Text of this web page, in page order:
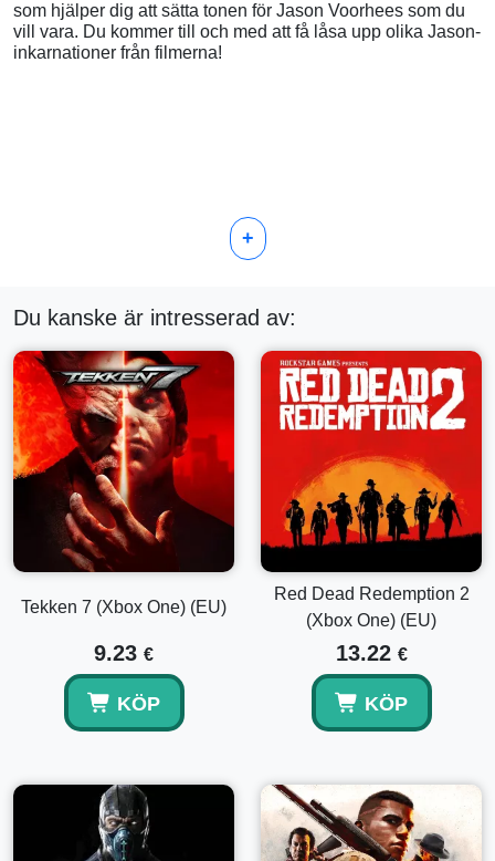
som hjälper dig att sätta tonen för Jason Voorhees som du
vill vara. Du kommer till och med att få låsa upp olika Jason-
inkarnationer från filmerna!
+
Du kanske är intresserad av:
Tekken 7 (Xbox One) (EU)
9.23 €
KÖP
Red Dead Redemption 2
(Xbox One) (EU)
13.22 €
KÖP